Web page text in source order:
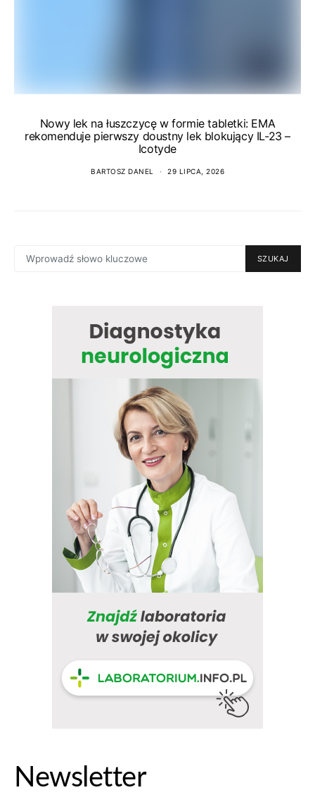
Nowy lek na łuszczycę w formie tabletki: EMA
rekomenduje pierwszy doustny lek blokujący IL-23 –
Icotyde
BARTOSZ DANEL 29 LIPCA, 2026
FOR:
SZUKAJ
Newsletter